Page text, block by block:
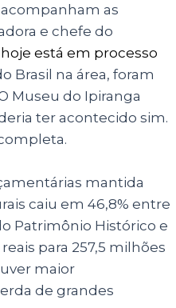
as
e chefe do
está em processo
Brasil na área, foram
Museu do Ipiranga
ter acontecido sim.
mantida
caiu em 46,8% entre
Patrimônio Histórico e
para 257,5 milhões
maior
de grandes